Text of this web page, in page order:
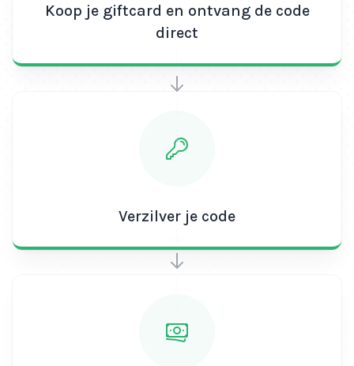
Koop je giftcard en ontvang de code
direct
Verzilver je code